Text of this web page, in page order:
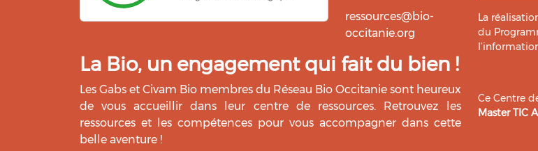
ressources@bio-
occitanie.org
La Bio, un engagement qui fait du bien !
Les Gabs et Civam Bio membres du Réseau Bio Occitanie sont heureux
de vous accueillir dans leur centre de ressources. Retrouvez les
ressources et les compétences pour vous accompagner dans cette
belle aventure !
La
du
Ce Centre
Master TIC